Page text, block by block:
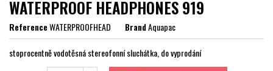
WATERPROOF HEADPHONES 919
ReferenceWATERPROOFHEAD BrandAquapac
stoprocentně vodotěsná stereofonní sluchátka, do vyprodání